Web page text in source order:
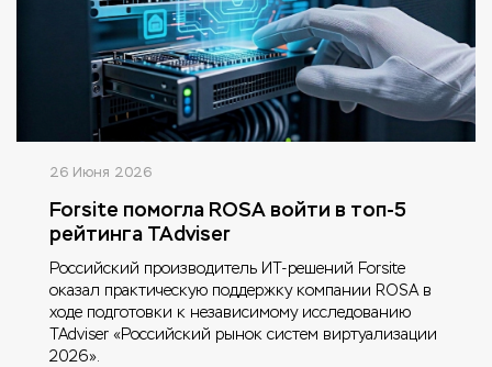
26 Июня 2026
Forsite помогла ROSA войти в топ-5
рейтинга TAdviser
Российский производитель ИТ-решений Forsite
оказал практическую поддержку компании ROSA в
ходе подготовки к независимому исследованию
TAdviser «Российский рынок систем виртуализации
2026».